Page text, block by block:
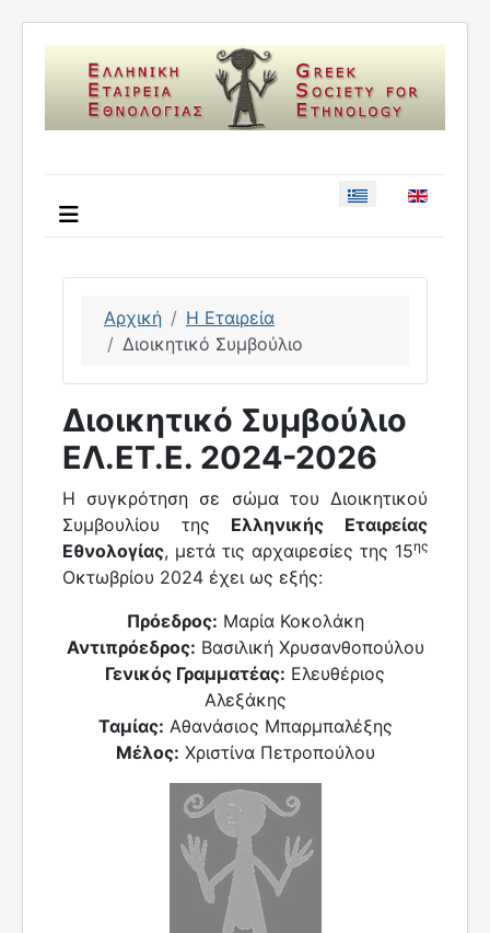
Επιλέξτε τη
Αρχική
Η Εταιρεία
Διοικητικό Συμβούλιο
Διοικητικό Συμβούλιο
ΕΛ.ΕΤ.Ε. 2024-2026
Η συγκρότηση σε σώμα του Διοικητικού
Συμβουλίου της Ελληνικής Εταιρείας
Εθνολογίας, μετά τις αρχαιρεσίες της 15ης
Οκτωβρίου 2024 έχει ως εξής:
Πρόεδρος: Μαρία Κοκολάκη
Αντιπρόεδρος: Βασιλική Χρυσανθοπούλου
Γενικός Γραμματέας: Ελευθέριος
Αλεξάκης
Ταμίας: Αθανάσιος Μπαρμπαλέξης
Μέλος: Χριστίνα Πετροπούλου